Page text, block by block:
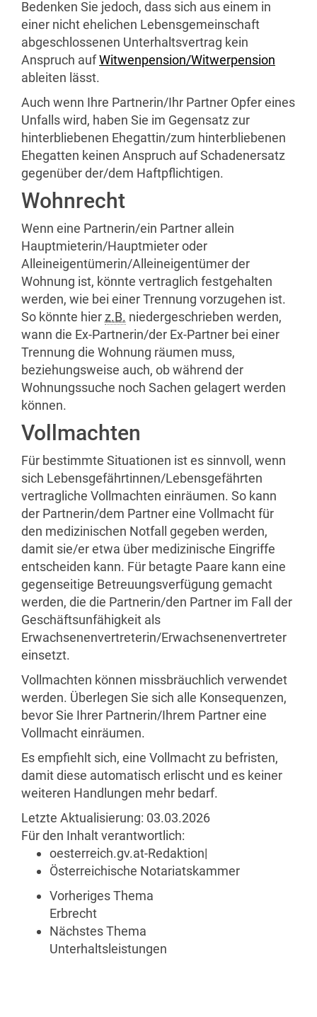
Bedenken Sie jedoch, dass sich aus einem in
einer nicht ehelichen Lebensgemeinschaft
abgeschlossenen Unterhaltsvertrag kein
Anspruch aufWitwenpension/Witwerpension
ableiten lässt.
Auch wenn Ihre Partnerin/Ihr Partner Opfer eines
Unfalls wird, haben Sie im Gegensatz zur
hinterbliebenen Ehegattin/zum hinterbliebenen
Ehegatten keinen Anspruch auf Schadenersatz
gegenüber der/dem Haftpflichtigen.
Wohnrecht
Wenn eine Partnerin/ein Partner allein
Hauptmieterin/Hauptmieter oder
Alleineigentümerin/Alleineigentümer der
Wohnung ist, könnte vertraglich festgehalten
werden, wie bei einer Trennung vorzugehen ist.
So könnte hierz.B. niedergeschrieben werden,
wann die Ex-Partnerin/der Ex-Partner bei einer
Trennung die Wohnung räumen muss,
beziehungsweise auch, ob während der
Wohnungssuche noch Sachen gelagert werden
können.
Vollmachten
Für bestimmte Situationen ist es sinnvoll, wenn
sich Lebensgefährtinnen/Lebensgefährten
vertragliche Vollmachten einräumen. So kann
der Partnerin/dem Partner eine Vollmacht für
den medizinischen Notfall gegeben werden,
damit sie/er etwa über medizinische Eingriffe
entscheiden kann. Für betagte Paare kann eine
gegenseitige Betreuungsverfügung gemacht
werden, die die Partnerin/den Partner im Fall der
Geschäftsunfähigkeit als
Erwachsenenvertreterin/Erwachsenenvertreter
einsetzt.
Vollmachten können missbräuchlich verwendet
werden. Überlegen Sie sich alle Konsequenzen,
bevor Sie Ihrer Partnerin/Ihrem Partner eine
Vollmacht einräumen.
Es empfiehlt sich, eine Vollmacht zu befristen,
damit diese automatisch erlischt und es keiner
weiteren Handlungen mehr bedarf.
Letzte Aktualisierung: 03.03.2026
Für den Inhalt verantwortlich:
oesterreich.gv.at-Redaktion|
Österreichische Notariatskammer
Vorheriges Thema
Erbrecht
Nächstes Thema
Unterhaltsleistungen